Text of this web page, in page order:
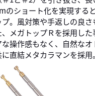
のショート化を実現する
。風対策や手返しの良
メガトップＲを採用し
操作感もなく、自然な
直結メタカラマンを採用。